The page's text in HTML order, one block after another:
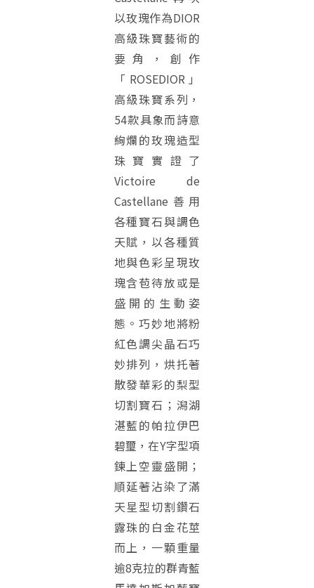
以玫瑰作為DIOR
高級珠寶藝術的
要角，創作
「ROSEDIOR」
高級珠寶系列，
54款具象而詩意
絢爛的玫瑰造型
珠寶實證了
Victoire de
Castellane善用
各種寶石與調色
天賦，以各種質
地與色彩呈現玫
瑰含苞待放或是
盛開的生動姿
態。巧妙地將粉
紅色調尖晶石巧
妙排列，烘托著
散發華彩的梨型
切割寶石；潟湖
湛藍的帕拉伊巴
碧璽，在Y字型項
鍊上空靈盛開；
順延著沾染了滿
天星型切割鑽石
露珠的白金花莖
而上，一顆重量
逾8克拉的群青藍